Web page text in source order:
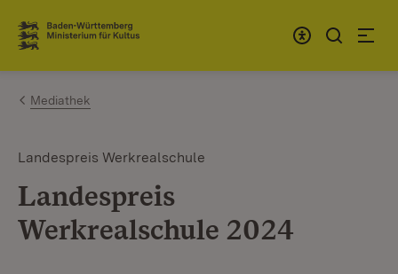
Zum Inhalt springen
Link zur Startseite
Mediathek
Landespreis Werkrealschule
Landespreis
Werkrealschule 2024